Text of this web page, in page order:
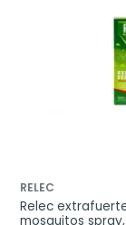
RELEC
Relec
mosquitos